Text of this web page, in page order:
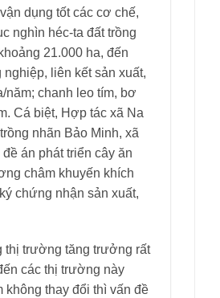
dụng tốt các cơ chế,
nghìn héc-ta đất trồng
21.000 ha, đến
liên kết sản xuất,
năm; chanh leo tím, bơ
Cá biệt, Hợp tác xã Na
nhãn Bảo Minh, xã
án phát triển cây ăn
châm khuyến khích
chứng nhận sản xuất,
thị trường tăng trưởng rất
các thị trường này
thay đổi thì vấn đề